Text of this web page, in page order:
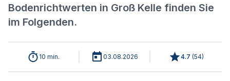
Bodenrichtwerten in Groß Kelle finden Sie
im Folgenden.
10 min. 03.08.2026 4.7 (54)